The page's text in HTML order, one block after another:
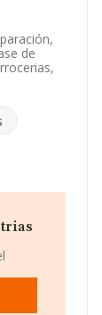
de
Su
de
estado
niveles
del
delante